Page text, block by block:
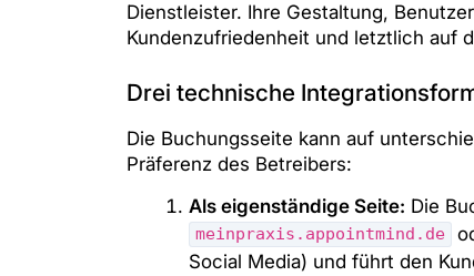
Dienstleister. Ihre Gestaltung,
Kundenzufriedenheit und letztlich auf
Drei technische
Die Buchungsseite kann auf
Präferenz des Betreibers:
Als eigenständige Seite: Die
meinpraxis.appointmind.de
Social Media) und führt den